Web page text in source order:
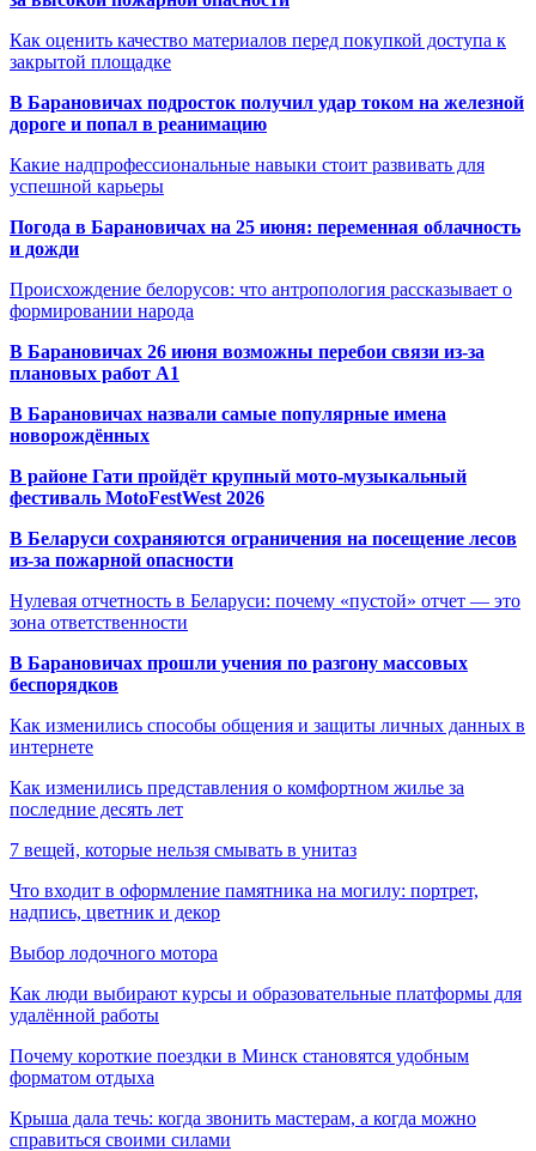
Как оценить качество материалов перед покупкой доступа к
закрытой площадке
В Барановичах подросток получил удар током на железной
дороге и попал в реанимацию
Какие надпрофессиональные навыки стоит развивать для
успешной карьеры
Погода в Барановичах на 25 июня: переменная облачность
и дожди
Происхождение белорусов: что антропология рассказывает о
формировании народа
В Барановичах 26 июня возможны перебои связи из-за
плановых работ A1
В Барановичах назвали самые популярные имена
новорождённых
В районе Гати пройдёт крупный мото-музыкальный
фестиваль MotoFestWest 2026
В Беларуси сохраняются ограничения на посещение лесов
из-за пожарной опасности
Нулевая отчетность в Беларуси: почему «пустой» отчет — это
зона ответственности
В Барановичах прошли учения по разгону массовых
беспорядков
Как изменились способы общения и защиты личных данных в
интернете
Как изменились представления о комфортном жилье за
последние десять лет
7 вещей, которые нельзя смывать в унитаз
Что входит в оформление памятника на могилу: портрет,
надпись, цветник и декор
Выбор лодочного мотора
Как люди выбирают курсы и образовательные платформы для
удалённой работы
Почему короткие поездки в Минск становятся удобным
форматом отдыха
Крыша дала течь: когда звонить мастерам, а когда можно
справиться своими силами